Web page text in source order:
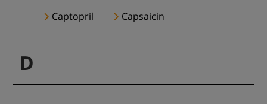
Captopril Capsaicin
D